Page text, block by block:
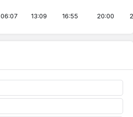
06:07 13:09 16:55 20:00